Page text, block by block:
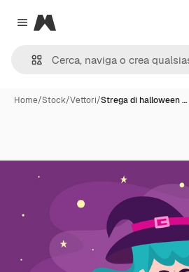
Close menu
Magnific
Home/Stock/Vettori/Strega di halloween …